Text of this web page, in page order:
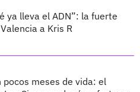
ya lleva el ADN”: la fuerte
a Kris R
pocos meses de vida: el